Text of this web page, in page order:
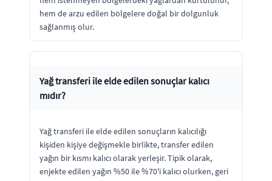
hem de arzu edilen bölgelere doğal bir dolgunluk
sağlanmış olur.
Yağ transferi ile elde edilen sonuçlar kalıcı
mıdır?
Yağ transferi ile elde edilen sonuçların kalıcılığı
kişiden kişiye değişmekle birlikte, transfer edilen
yağın bir kısmı kalıcı olarak yerleşir. Tipik olarak,
enjekte edilen yağın %50 ile %70'i kalıcı olurken, geri